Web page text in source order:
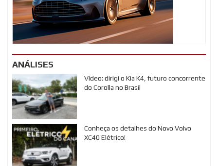
ANÁLISES
Vídeo: dirigi o Kia K4, futuro concorrente
do Corolla no Brasil
Conheça os detalhes do Novo Volvo
XC40 Elétrico!